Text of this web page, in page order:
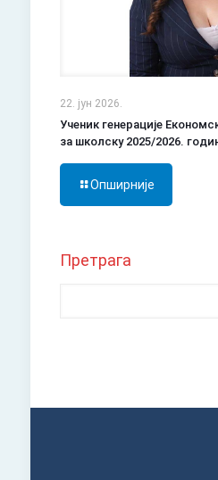
22. јун 2026.
Ученик генерације
за школску 2025/2026.
Опширније
Претрага